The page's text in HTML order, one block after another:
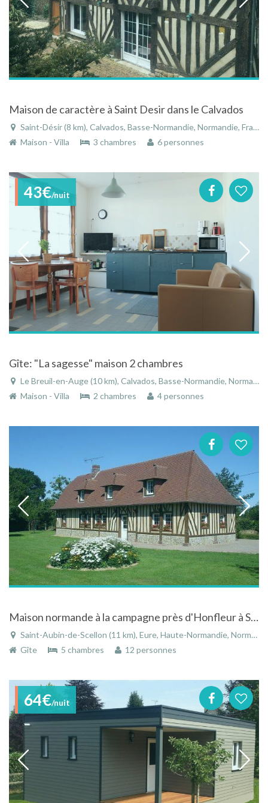
Maison de caractère à Saint Desir dans le Calvados
Saint-Désir (8 km), Calvados, Basse-Normandie, Normandie, France
Maison - Villa
3 chambres 6 personnes
43€/nuit
Gîte: "La sagesse" maison 2 chambres
Le Breuil-en-Auge (10 km), Calvados, Basse-Normandie, Normandie, France
Maison - Villa
2 chambres 4 personnes
Maison normande à la campagne près d'Honfleur à Saint-Aubin-de-Scellon dans l'Eure en Normandie
Saint-Aubin-de-Scellon (11 km), Eure, Haute-Normandie, Normandie, France
Gîte
5 chambres 12 personnes
64€/nuit